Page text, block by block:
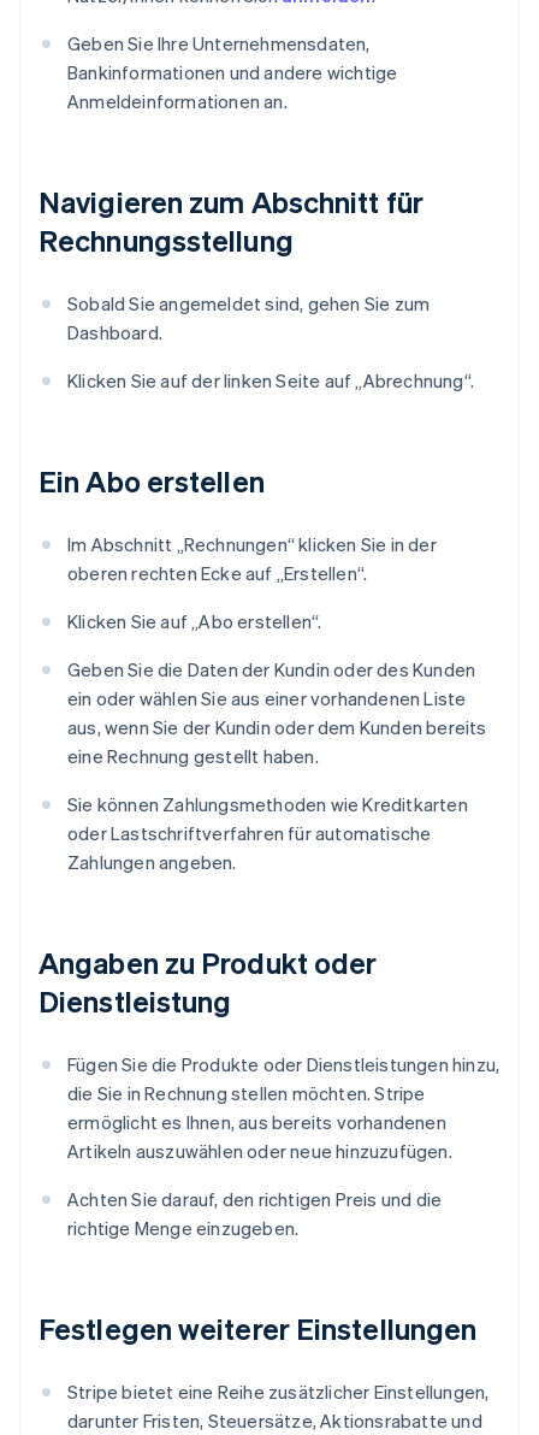
Geben Sie Ihre Unternehmensdaten,
Bankinformationen und andere wichtige
Anmeldeinformationen an.
Navigieren zum Abschnitt für
Rechnungsstellung
Sobald Sie angemeldet sind, gehen Sie zum
Dashboard.
Klicken Sie auf der linken Seite auf „Abrechnung“.
Ein Abo erstellen
Im Abschnitt „Rechnungen“ klicken Sie in der
oberen rechten Ecke auf „Erstellen“.
Klicken Sie auf „Abo erstellen“.
Geben Sie die Daten der Kundin oder des Kunden
ein oder wählen Sie aus einer vorhandenen Liste
aus, wenn Sie der Kundin oder dem Kunden bereits
eine Rechnung gestellt haben.
Sie können Zahlungsmethoden wie Kreditkarten
oder Lastschriftverfahren für automatische
Zahlungen angeben.
Angaben zu Produkt oder
Dienstleistung
Fügen Sie die Produkte oder Dienstleistungen hinzu,
die Sie in Rechnung stellen möchten. Stripe
ermöglicht es Ihnen, aus bereits vorhandenen
Artikeln auszuwählen oder neue hinzuzufügen.
Achten Sie darauf, den richtigen Preis und die
richtige Menge einzugeben.
Festlegen weiterer Einstellungen
Stripe bietet eine Reihe zusätzlicher Einstellungen,
darunter Fristen, Steuersätze, Aktionsrabatte und